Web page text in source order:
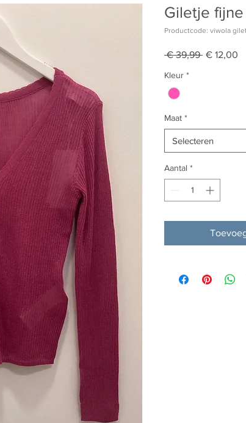
Giletje
Productcode: viwola
€ 39,99 Normale
€ 12,00
Kleur *
Maat *
Selecteren
Aantal *